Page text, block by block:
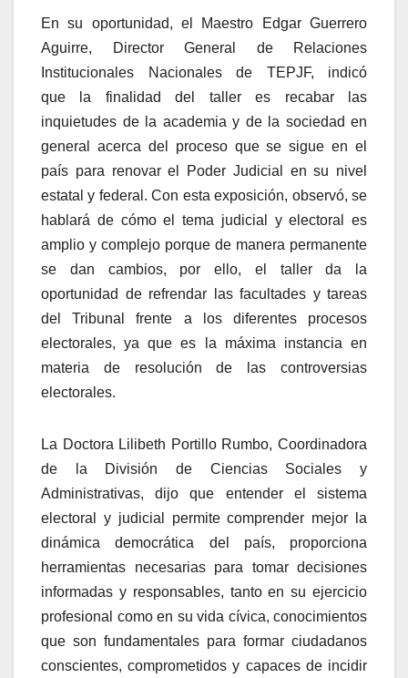
En su oportunidad, el Maestro Edgar Guerrero
Aguirre, Director General de Relaciones
Institucionales Nacionales de TEPJF, indicó
que
la finalidad del taller es recabar las
inquietudes de la academia y de la sociedad en
general acerca del proceso que se sigue en el
país para renovar el Poder Judicial en su nivel
estatal y federal. Con esta exposición, observó, se
hablará de cómo el tema judicial y electoral es
amplio y complejo porque de manera permanente
se dan cambios, por ello, el taller da la
oportunidad de refrendar las facultades y tareas
del Tribunal frente a los diferentes procesos
electorales, ya que es la máxima instancia en
materia de resolución de las controversias
electorales.
La Doctora Lilibeth Portillo Rumbo, Coordinadora
de la División de Ciencias Sociales y
Administrativas, dijo que entender el sistema
electoral y judicial permite comprender mejor la
dinámica democrática del país, proporciona
herramientas necesarias para tomar decisiones
informadas y responsables, tanto en su ejercicio
profesional como en su vida cívica, conocimientos
que son fundamentales para formar ciudadanos
conscientes, comprometidos y capaces de incidir